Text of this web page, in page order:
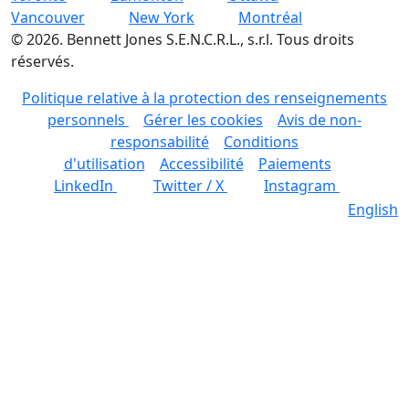
Vancouver
New York
Montréal
©2026. Bennett Jones S.E.N.C.R.L., s.r.l. Tous droits
réservés.
Politique relative à la protection des renseignements
personnels
Gérer les cookies
Avis de non-
responsabilité
Conditions
d'utilisation
Accessibilité
Paiements
LinkedIn
Twitter / X
Instagram
English